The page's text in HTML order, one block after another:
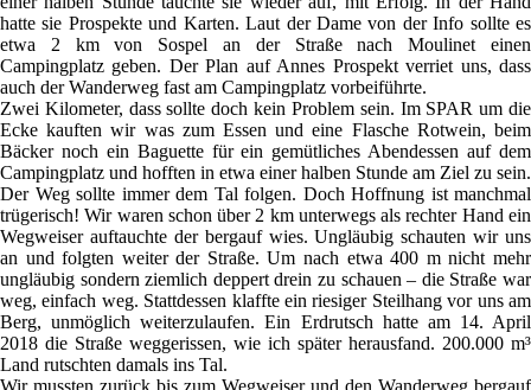
hatte sie Prospekte und Karten. Laut der Dame von der Info sollte es
etwa 2 km von Sospel an der Straße nach Moulinet einen
Campingplatz geben. Der Plan auf Annes Prospekt verriet uns, dass
auch der Wanderweg fast am Campingplatz vorbeiführte.
Zwei Kilometer, dass sollte doch kein Problem sein. Im SPAR um die
Ecke kauften wir was zum Essen und eine Flasche Rotwein, beim
Bäcker noch ein Baguette für ein gemütliches Abendessen auf dem
Campingplatz und hofften in etwa einer halben Stunde am Ziel zu sein.
Der Weg sollte immer dem Tal folgen. Doch Hoffnung ist manchmal
trügerisch! Wir waren schon über 2 km unterwegs als rechter Hand ein
Wegweiser auftauchte der bergauf wies. Ungläubig schauten wir uns
an und folgten weiter der Straße. Um nach etwa 400 m nicht mehr
ungläubig sondern ziemlich deppert drein zu schauen – die Straße war
weg, einfach weg. Stattdessen klaffte ein riesiger Steilhang vor uns am
Berg, unmöglich weiterzulaufen. Ein Erdrutsch hatte am 14. April
2018 die Straße weggerissen, wie ich später herausfand. 200.000 m³
Land rutschten damals ins Tal.